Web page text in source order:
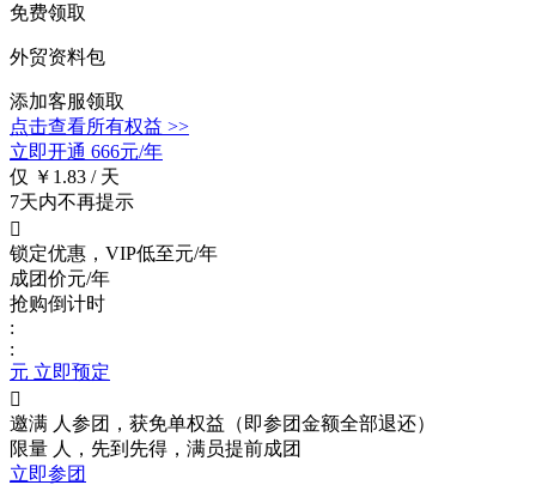
免费领取
外贸资料包
添加客服领取
点击查看所有权益 >>
立即开通 666元/年
仅 ￥1.83 / 天
7天内不再提示

锁定优惠，VIP低至元/年
成团价元/年
抢购倒计时
:
:
元 立即预定

邀满 人参团，获免单权益（即参团金额全部退还）
限量 人，先到先得，满员提前成团
立即参团